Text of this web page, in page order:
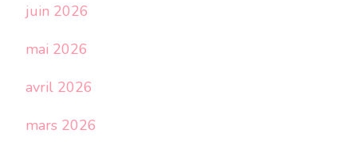
juin 2026
mai 2026
avril 2026
mars 2026